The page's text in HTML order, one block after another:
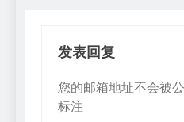
发表回复
您的邮箱地址不会被公
标注